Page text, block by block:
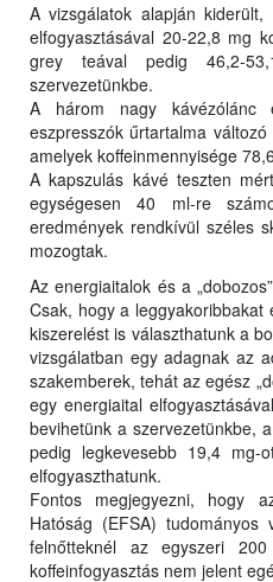
A vizsgálatok alapján
elfogyasztásával 20-22,8 mg
grey teával pedig 46,2-
szervezetünkbe.
A három nagy kávézólánc
eszpresszók űrtartalma
amelyek koffeinmennyisége
A kapszulás kávé teszten
egységesen 40 ml-re
eredmények rendkívül széles
mozogtak.
Az energiaitalok és a
Csak, hogy a
kiszerelést is választhatunk a
vizsgálatban egy adagnak az
szakemberek, tehát az egész
egy energiaital
bevihetünk a szervezetünkbe,
pedig legkevesebb 19,4
elfogyaszthatunk.
Fontos megjegyezni, hogy
Hatóság (EFSA) tudományos
felnőtteknél az egyszeri
koffeinfogyasztás nem jelent